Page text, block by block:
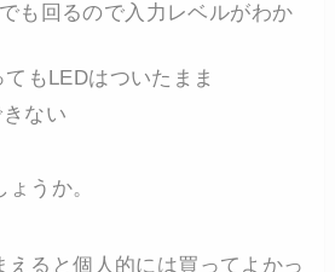
も回るので入力レベルがわか
もLEDはついたまま
ない
うか。
えると個人的には買ってよかっ